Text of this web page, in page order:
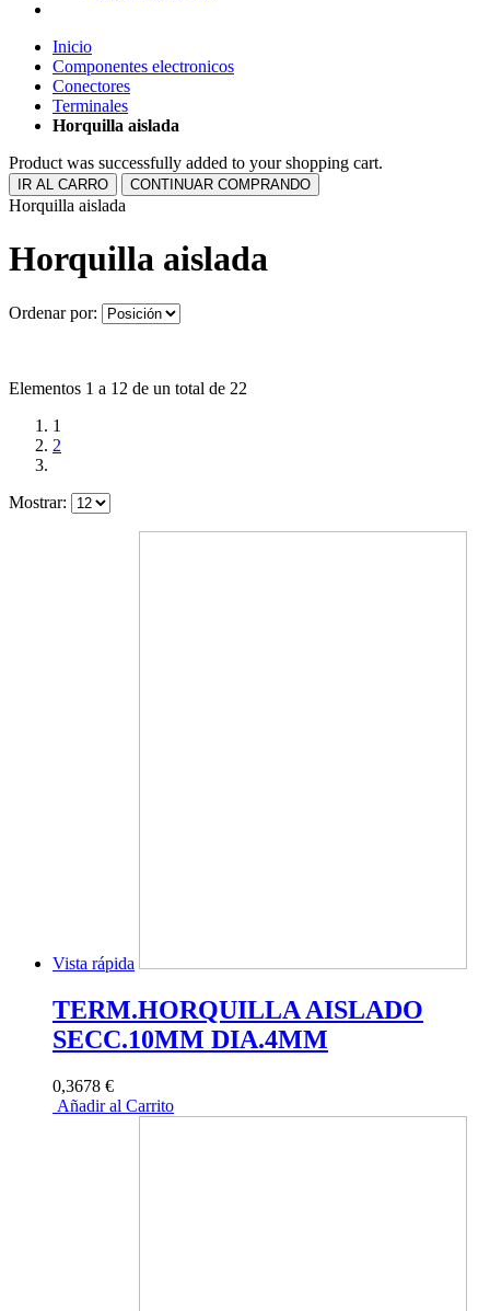
Inicio
Componentes electronicos
Conectores
Terminales
Horquilla aislada
Product was successfully added to your shopping cart.
IR AL CARRO CONTINUAR COMPRANDO
Horquilla aislada
Horquilla aislada
Ordenar por:
Elementos 1 a 12 de un total de 22
1
2
Mostrar:
Vista rápida
TERM.HORQUILLA AISLADO
SECC.10MM DIA.4MM
0,3678 €
Añadir al Carrito